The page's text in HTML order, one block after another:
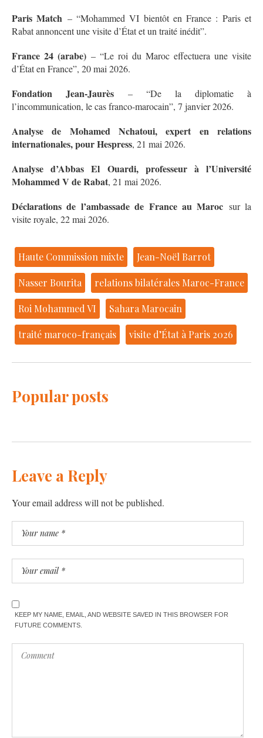
Paris Match – “Mohammed VI bientôt en France : Paris et
Rabat annoncent une visite d’État et un traité inédit”.
France 24 (arabe) – “Le roi du Maroc effectuera une visite
d’État en France”, 20 mai 2026.
Fondation Jean-Jaurès – “De la diplomatie à
l’incommunication, le cas franco-marocain”, 7 janvier 2026.
Analyse de Mohamed Nchatoui, expert en relations
internationales, pour Hespress, 21 mai 2026.
Analyse d’Abbas El Ouardi, professeur à l’Université
Mohammed V de Rabat, 21 mai 2026.
Déclarations de l’ambassade de France au Maroc sur la
visite royale, 22 mai 2026.
Haute Commission mixte Jean-Noël Barrot
Nasser Bourita relations bilatérales Maroc-France
Roi Mohammed VI Sahara Marocain
traité maroco-français visite d’État à Paris 2026
Popular posts
Leave a Reply
Your email address will not be published.
KEEP MY NAME, EMAIL, AND WEBSITE SAVED IN THIS BROWSER FOR
FUTURE COMMENTS.